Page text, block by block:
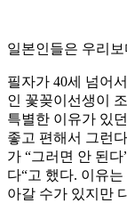
일본인들은 우리
필자가 40세 넘어
인 꽃꽂이선생이
특별한 이유가 있
좋고 편해서 그런
가 “그러면 안 된
다“고 했다. 이유
아갈 수가 있지만